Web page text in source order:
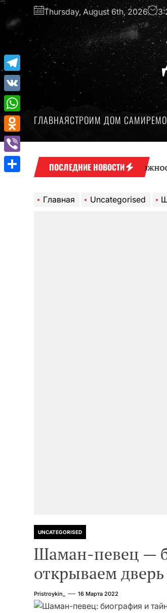
Перейти
содержимому
Thursday, August 6th, 2026
ГЛАВНАЯСТРОИМ ДОМ САМИ
ПОСЛЕДНИЕ НОВОСТИ
Микрокредиты: возможности и
Главная Uncategorised
UNCATEGORISED
Шаман-певец —
открываем
Pristroykin_ 16 Марта 2022
Telegram
VK
WhatsApp
Odnoklassniki
Viber
Отправить